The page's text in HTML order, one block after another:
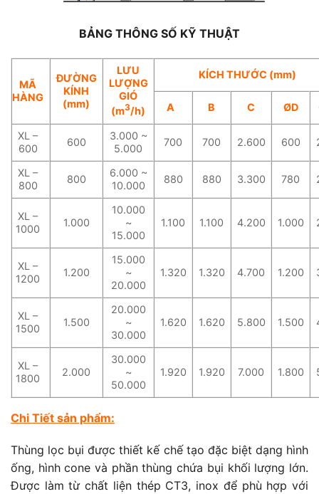
BẢNG THÔNG SỐ KỸ THUẬT
MÃ
HÀNG
ĐƯỜNG
KÍNH
(mm)
LƯU
LƯỢNG
GIÓ
(m3/h)
KÍCH THƯỚC (mm)
A B C ØD
XL –
600
600
3.000 ~
5.000
700 700 2.600 600
XL –
800
800
6.000 ~
10.000
880 880 3.300 780
XL –
1000
1.000
10.000
~
15.000
1.100 1.100 4.200 1.000
XL –
1200
1.200
15.000
~
20.000
1.320 1.320 4.700 1.200
XL –
1500
1.500
20.000
~
30.000
1.620 1.620 5.800 1.500
XL –
1800
2.000
30.000
~
50.000
1.920 1.920 7.000 1.800
Chi Tiết sản phẩm:
Thùng lọc bụi được thiết kế chế tạo đặc biệt dạng hình
ống, hình cone và phần thùng chứa bụi khối lượng lớn.
Được làm từ chất liện thép CT3, inox để phù hợp với